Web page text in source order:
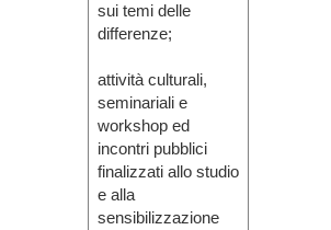
sui temi delle
differenze;
attività culturali,
seminariali e
workshop ed
incontri pubblici
finalizzati allo studio
e alla
sensibilizzazione